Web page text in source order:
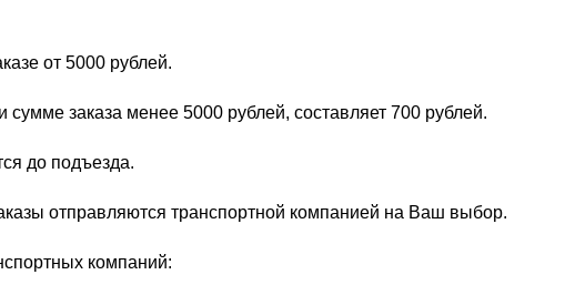
от 5000 рублей.
сумме заказа менее 5000 рублей, составляет 700 рублей.
до подъезда.
отправляются транспортной компанией на Ваш выбор.
компаний: